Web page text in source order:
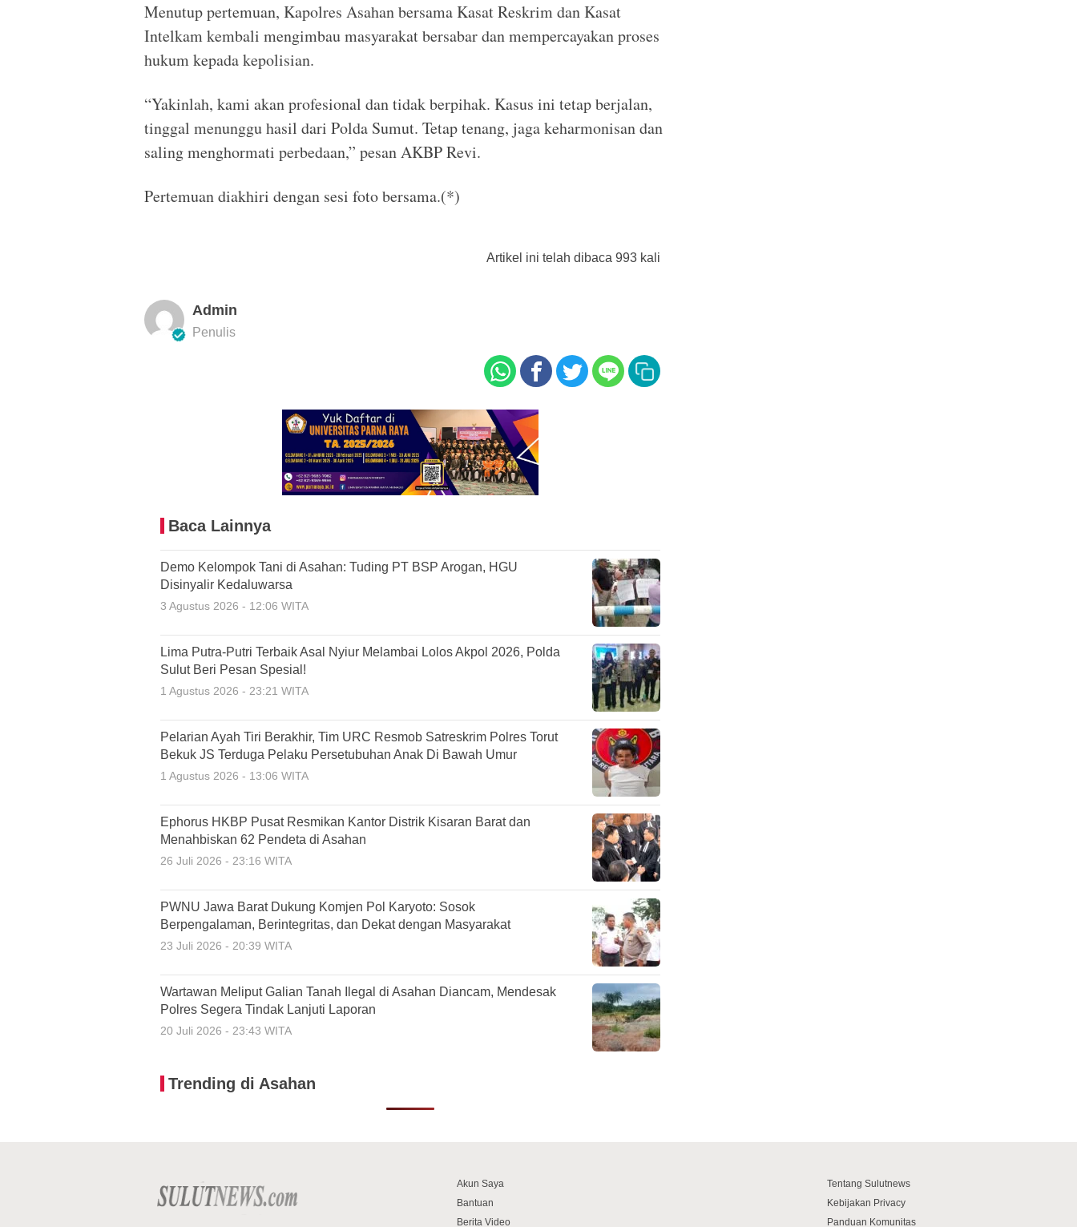
Menutup pertemuan, Kapolres Asahan bersama Kasat Reskrim dan Kasat
Intelkam kembali mengimbau masyarakat bersabar dan mempercayakan proses
hukum kepada kepolisian.
“Yakinlah, kami akan profesional dan tidak berpihak. Kasus ini tetap berjalan,
tinggal menunggu hasil dari Polda Sumut. Tetap tenang, jaga keharmonisan dan
saling menghormati perbedaan,” pesan AKBP Revi.
Pertemuan diakhiri dengan sesi foto bersama.(*)
Artikel ini telah dibaca 993 kali
Admin
Penulis
Baca Lainnya
Demo Kelompok Tani di Asahan: Tuding PT BSP Arogan, HGU
Disinyalir Kedaluwarsa
3 Agustus 2026 - 12:06 WITA
Lima Putra-Putri Terbaik Asal Nyiur Melambai Lolos Akpol 2026, Polda
Sulut Beri Pesan Spesial!
1 Agustus 2026 - 23:21 WITA
Pelarian Ayah Tiri Berakhir, Tim URC Resmob Satreskrim Polres Torut
Bekuk JS Terduga Pelaku Persetubuhan Anak Di Bawah Umur
1 Agustus 2026 - 13:06 WITA
Ephorus HKBP Pusat Resmikan Kantor Distrik Kisaran Barat dan
Menahbiskan 62 Pendeta di Asahan
26 Juli 2026 - 23:16 WITA
PWNU Jawa Barat Dukung Komjen Pol Karyoto: Sosok
Berpengalaman, Berintegritas, dan Dekat dengan Masyarakat
23 Juli 2026 - 20:39 WITA
Wartawan Meliput Galian Tanah Ilegal di Asahan Diancam, Mendesak
Polres Segera Tindak Lanjuti Laporan
20 Juli 2026 - 23:43 WITA
Trending di Asahan
Akun Saya
Bantuan
Berita Video
Tentang Sulutnews
Kebijakan Privacy
Panduan Komunitas